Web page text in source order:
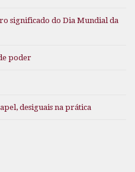
significado do Dia Mundial da
poder
desiguais na prática